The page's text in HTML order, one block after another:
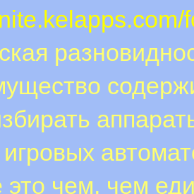
это чем, чем